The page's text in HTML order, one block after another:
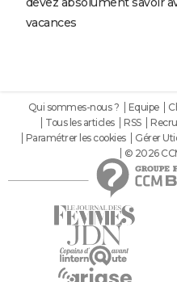
vacances
Qui sommes-nous ? Equipe
Tous les articles
RSS
Paramétrer les cookies
Gérer
© 2026